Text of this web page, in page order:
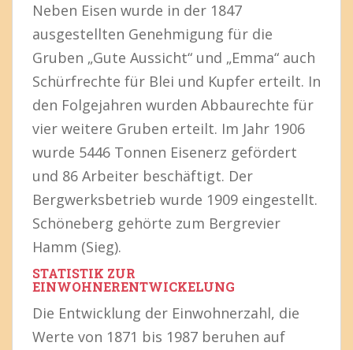
Neben Eisen wurde in der 1847
ausgestellten Genehmigung für die
Gruben „Gute Aussicht“ und „Emma“ auch
Schürfrechte für Blei und Kupfer erteilt. In
den Folgejahren wurden Abbaurechte für
vier weitere Gruben erteilt. Im Jahr 1906
wurde 5446 Tonnen Eisenerz gefördert
und 86 Arbeiter beschäftigt. Der
Bergwerksbetrieb wurde 1909 eingestellt.
Schöneberg gehörte zum Bergrevier
Hamm (Sieg).
STATISTIK ZUR
EINWOHNERENTWICKELUNG
Die Entwicklung der Einwohnerzahl, die
Werte von 1871 bis 1987 beruhen auf